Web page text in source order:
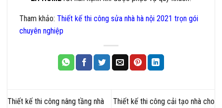
Tham khảo: Thiết kế thi công sửa nhà hà nội 2021 trọn gói
chuyên nghiệp
Thiết kế thi công nâng tầng nhà
Thiết kế thi công cải tạo nhà cho